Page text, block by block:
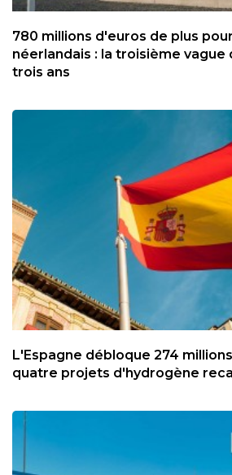
780 millions d'euros de plus
néerlandais : la troisième vague
trois ans
L'Espagne débloque 274
quatre projets d'hydrogène